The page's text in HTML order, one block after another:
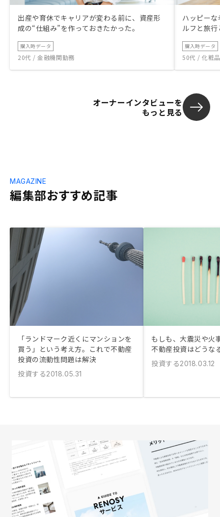
出産や育休でキャリアが変わる前に、資産形
成の“仕組み”を作っておきたかった。
購入時データ
20代 / 金融機関勤務
ハッピー
ルフと旅
購入時データ
50代 / 化粧
オーナーインタビューを
もっと見る
編集部おすすめ記事
MAGAZINE
「ランドマーク近くにマンションを
買う」という考え方。これで不動産
投資の流動性問題は解決
投資する2018.05.31
もしも、大震災や
不動産投資はどうな
投資する2018.03.12